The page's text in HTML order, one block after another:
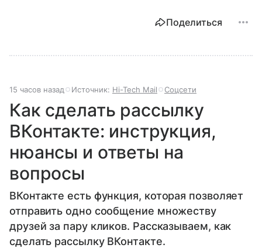
Поделиться
15 часов назад Источник: Hi-Tech Mail Соцсети
Как сделать рассылку
ВКонтакте: инструкция,
нюансы и ответы на
вопросы
ВКонтакте есть функция, которая позволяет
отправить одно сообщение множеству
друзей за пару кликов. Рассказываем, как
сделать рассылку ВКонтакте.